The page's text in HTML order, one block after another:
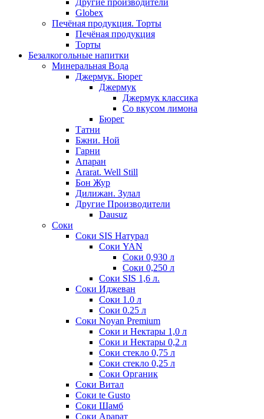
Другие производители
Globex
Печёная продукция. Торты
Печёная продукция
Торты
Безалкогольные напитки
Минеральная Вода
Джермук. Бюрег
Джермук
Джермук классика
Со вкусом лимона
Бюрег
Татни
Бжни. Ной
Гарни
Апаран
Ararat. Well Still
Бон Жур
Дилижан. Зулал
Другие Производители
Dausuz
Соки
Соки SIS Натурал
Соки YAN
Соки 0,930 л
Соки 0,250 л
Соки SIS 1,6 л.
Соки Иджеван
Соки 1.0 л
Соки 0.25 л
Соки Noyan Premium
Соки и Нектары 1,0 л
Соки и Нектары 0,2 л
Соки стекло 0,75 л
Соки стекло 0,25 л
Соки Органик
Соки Витал
Соки te Gusto
Соки Шамб
Соки Арарат